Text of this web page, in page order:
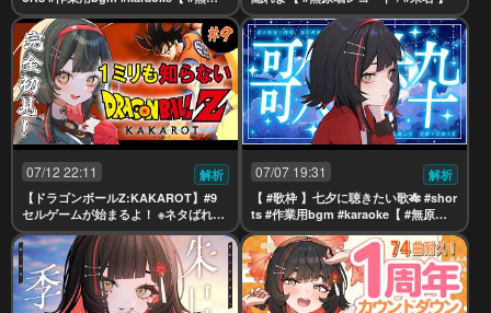
唱レコード / #朱名 】
07/12 22:11
解析
【ドラゴンボールZ:KAKAROT】#9
セルゲームが始まるよ！ ※ネタばれ注
意【 #無原唱レコード / #朱名 】
07/07 19:31
解析
【 #歌枠 】七夕に聴きたい歌🎋 #shor
ts #作業用bgm #karaoke【 #無原唱
レコード / #朱名 】